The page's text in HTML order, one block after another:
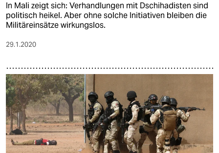
In Mali zeigt sich: Verhandlungen mit Dschihadisten sind
politisch heikel. Aber ohne solche Initiativen bleiben die
Militäreinsätze wirkungslos.
29.1.2020